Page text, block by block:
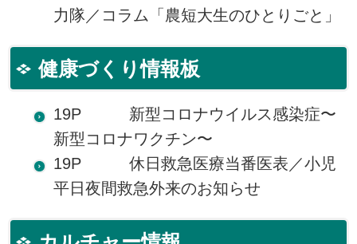
力隊／コラム「農短大生のひとりごと」
健康づくり情報板
19P 新型コロナウイルス感染症〜
新型コロナワクチン〜
19P 休日救急医療当番医表／小児
平日夜間救急外来のお知らせ